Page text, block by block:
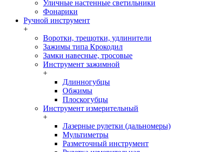
Уличные настенные светильники
Фонарики
Ручной инструмент
+
Воротки, трещотки, удлинители
Зажимы типа Крокодил
Замки навесные, тросовые
Инструмент зажимной
+
Длинногубцы
Обжимы
Плоскогубцы
Инструмент измерительный
+
Лазерные рулетки (дальномеры)
Мультиметры
Разметочный инструмент